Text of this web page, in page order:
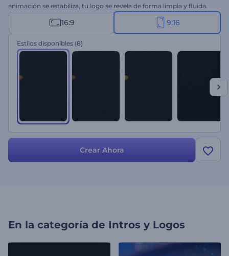
animación se estabiliza, tu logo se revela de forma limpia y fluida.
Es perfecto para marcas que buscan una presentación creativa
pero minimalista. Personalízalo en segundos añadiendo tu logo,
nombre de marca, eslogan y música de fondo. ¡Pruébalo ahora!
16:9 9:16
Estilos disponibles (8)
Crear Ahora
En la categoría de Intros y Logos